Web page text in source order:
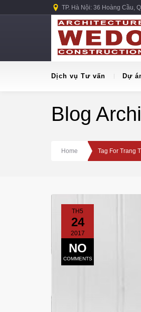
TP. Hà Nội: 36 Hoàng Cầu,
Dịch vụ Tư vấn Dự
Blog
Home Tag For Trang
TH5
24
2017
NO
COMMENTS